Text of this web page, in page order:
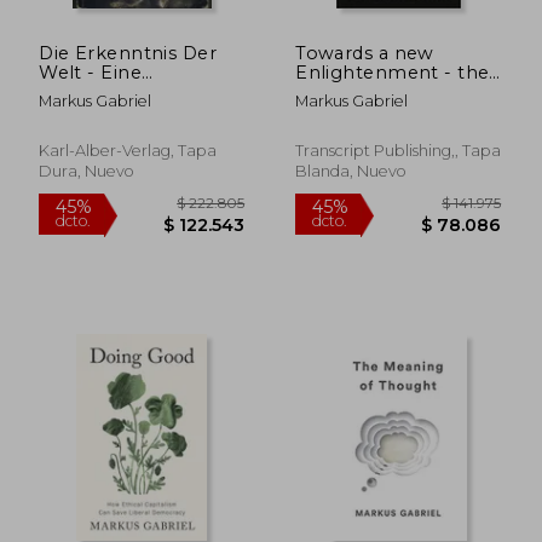
45% $ 144.109 45% $
Die Erkenntnis Der
Welt - Eine
Einfuhrung in Die
Erkenntnistheorie
Markus Gabriel
Karl-Alber-Verlag, Tapa
Dura, Nuevo
Towards a new
Enlightenment - the
Case for Future-
Oriented Humanities
Interventions) (en
Inglés)
Markus Gabriel
Transcript Publishing,, Tapa
Blanda, Nuevo